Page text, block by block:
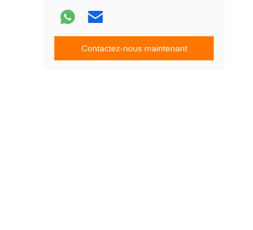
Contactez-nous maintenant